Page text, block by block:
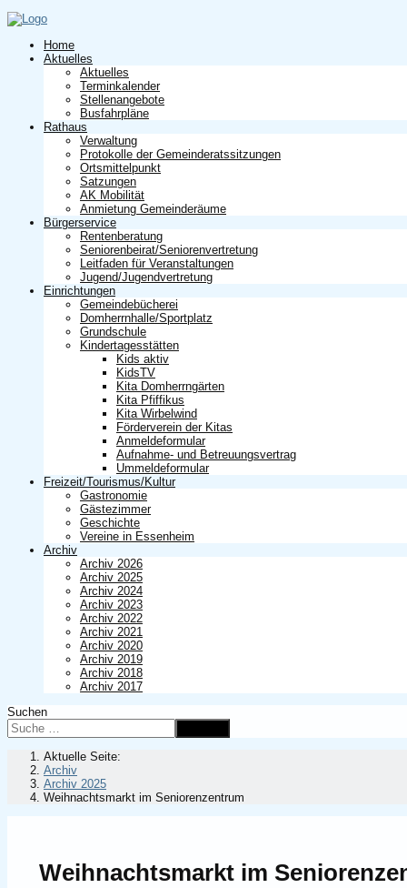
Home
Aktuelles
Aktuelles
Terminkalender
Stellenangebote
Busfahrpläne
Rathaus
Verwaltung
Protokolle der Gemeinderatssitzungen
Ortsmittelpunkt
Satzungen
AK Mobilität
Anmietung Gemeinderäume
Bürgerservice
Rentenberatung
Seniorenbeirat/Seniorenvertretung
Leitfaden für Veranstaltungen
Jugend/Jugendvertretung
Einrichtungen
Gemeindebücherei
Domherrnhalle/Sportplatz
Grundschule
Kindertagesstätten
Kids aktiv
KidsTV
Kita Domherrngärten
Kita Pfiffikus
Kita Wirbelwind
Förderverein der Kitas
Anmeldeformular
Aufnahme- und Betreuungsvertrag
Ummeldeformular
Freizeit/Tourismus/Kultur
Gastronomie
Gästezimmer
Geschichte
Vereine in Essenheim
Archiv
Archiv 2026
Archiv 2025
Archiv 2024
Archiv 2023
Archiv 2022
Archiv 2021
Archiv 2020
Archiv 2019
Archiv 2018
Archiv 2017
Suchen
Aktuelle Seite:
Archiv
Archiv 2025
Weihnachtsmarkt im Seniorenzentrum
Weihnachtsmarkt im